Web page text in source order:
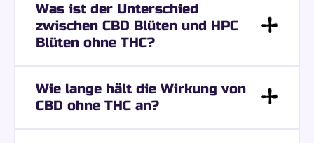
Was ist der Unterschied
zwischen CBD Blüten und HPC
Blüten ohne THC?
Wie lange hält die Wirkung von
CBD ohne THC an?